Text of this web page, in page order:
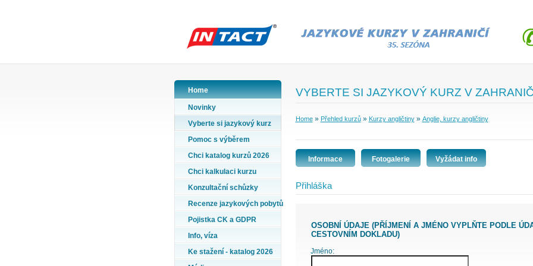
Home
Novinky
Vyberte si jazykový kurz
Pomoc s výběrem
Chci katalog kurzů 2026
Chci kalkulaci kurzu
Konzultační schůzky
Recenze jazykových pobytů
Pojistka CK a GDPR
Info, víza
Ke stažení - katalog 2026
VYBERTE SI JAZYKOVÝ KURZ V
Home» Přehled kurzů» Kurzy angličtiny» Anglie, kurzy angličtiny
Informace Fotogalerie Vyžádat info
Přihláška
OSOBNÍ ÚDAJE (PŘÍJMENÍ A JMÉNO VYPLŇTE PODLE ÚDAJŮ VE VAŠEM
CESTOVNÍM DOKLADU)
Jméno: